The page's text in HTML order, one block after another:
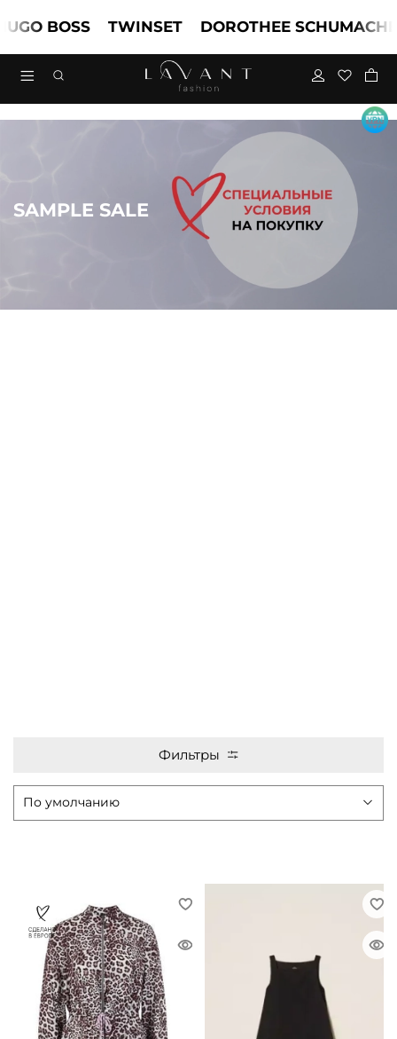
BOSS TWINSET DOROTHEE SCHUMACHER
SAMPLE SALE
Фильтры